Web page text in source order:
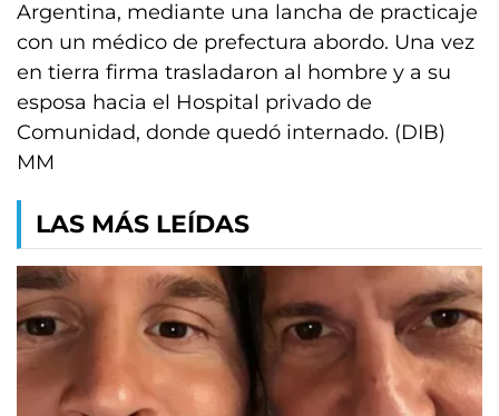
Argentina, mediante una lancha de practicaje
con un médico de prefectura abordo. Una vez
en tierra firma trasladaron al hombre y a su
esposa hacia el Hospital privado de
Comunidad, donde quedó internado. (DIB)
MM
LAS MÁS LEÍDAS